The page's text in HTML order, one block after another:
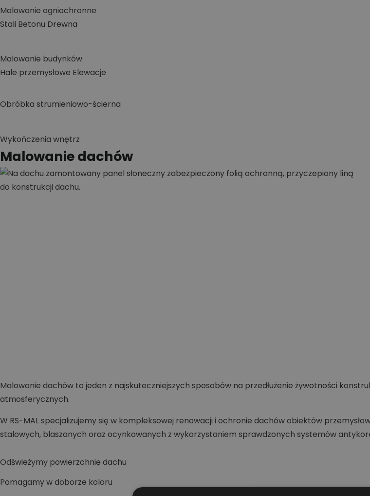
Malowanie ogniochronne
Stali Betonu Drewna
Malowanie budynków
Hale przemysłowe Elewacje
Obróbka strumieniowo-ścierna
Wykończenia wnętrz
Malowanie dachów
Malowanie dachów to jeden z najskuteczniejszych sposobów na przedłużenie żywotności
atmosferycznych.
W RS-MAL specjalizujemy się w kompleksowej renowacji i ochronie dachów obiektów
stalowych, blaszanych oraz ocynkowanych z wykorzystaniem sprawdzonych systemów
Odświeżymy powierzchnię dachu
Pomagamy w doborze koloru